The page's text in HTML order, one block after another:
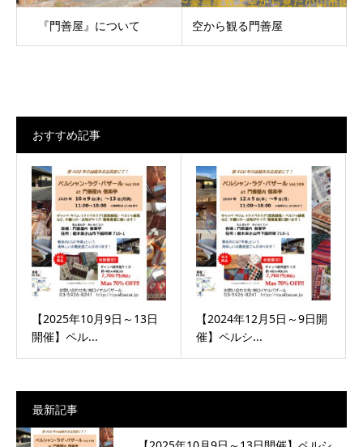
『門善屋』について 空から観る門善屋
おすすめ記事
【2025年10月9日～13日
開催】ペル...
【2024年12月5日～9日開
催】ペルシ...
最新記事